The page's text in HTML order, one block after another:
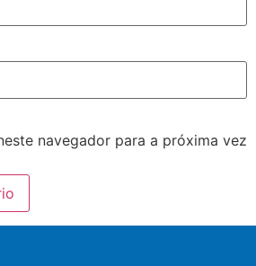
navegador para a próxima vez